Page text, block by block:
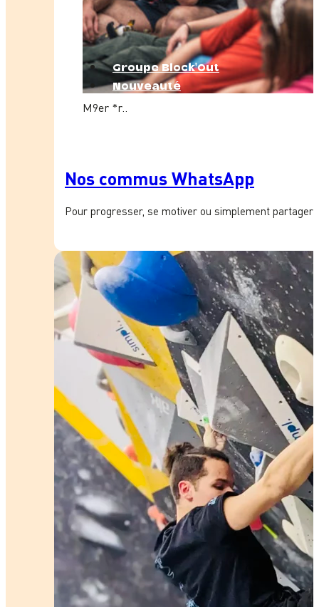
M9er *r..
Groupe Block'Out
Nouveauté
Nos commus WhatsApp
Pour progresser, se motiver ou simplement partager